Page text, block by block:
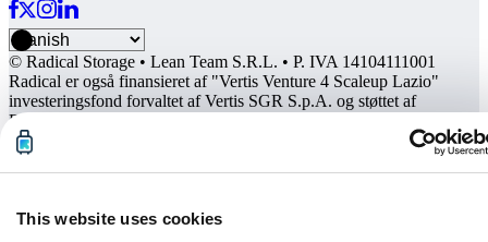
This website uses cookies
© Radical Storage • Lean Team S.R.L. • P. IVA 14104111001
Radical er også finansieret af "Vertis Venture 4 Scaleup Lazio"
investeringsfond forvaltet af Vertis SGR S.p.A. og støttet af
European Union NextGenation EU og: